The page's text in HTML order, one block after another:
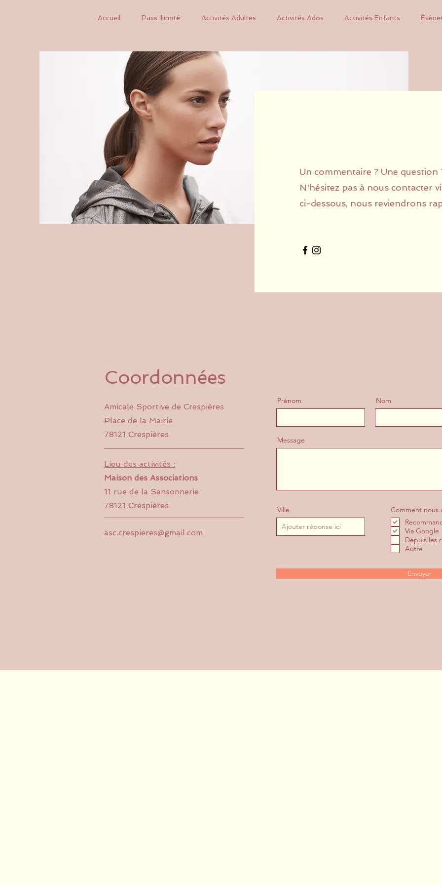
Accueil Pass Illimité Activités Adultes Activités Ados Activités Enfants
Un commentaire ? Une question
N'hésitez pas à nous contacter
ci-dessous, nous reviendrons
Coordonnées
Amicale Sportive de Crespières
Place de la Mairie
78121 Crespières
Lieu des activités :
Maison des Associations
11 rue de la Sansonnerie
78121 Crespières
asc.crespieres@gmail.com
Prénom Nom
Message
Ville
Comment nous
Via Google
Depuis les
Autre
Envoyer